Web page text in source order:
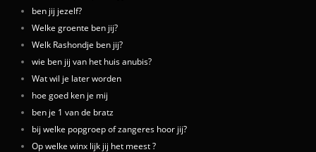
ben jij jezelf?
Welke groente ben jij?
Welk Rashondje ben jij?
wie ben jij van het huis anubis?
Wat wil je later worden
hoe goed ken je mij
ben je 1 van de bratz
bij welke popgroep of zangeres hoor jij?
Op welke winx lijk jij het meest ?